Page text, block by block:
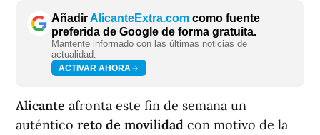
AñadirAlicanteExtra.com como fuente
preferida de Google de forma gratuita.
Mantente informado con las últimas noticias de
actualidad.
ACTIVAR AHORA
Alicante afronta este fin de semana un
auténtico reto de movilidad con motivo de la